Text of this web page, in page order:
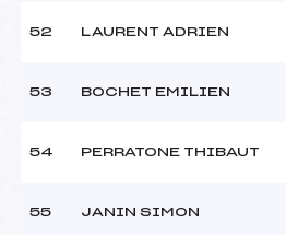
52 LAURENT ADRIEN
53 BOCHET EMILIEN
54 PERRATONE THIBAUT
55 JANIN SIMON